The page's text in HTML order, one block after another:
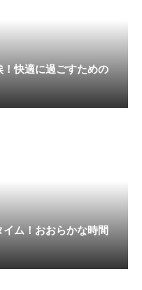
快適に過ごすための
ム！おおらかな時間